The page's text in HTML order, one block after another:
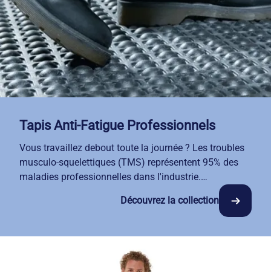
d'une formule tout compris : livraison, nettoyage
professionnel et remplacement régulier.
Tapis Anti-Fatigue Professionnels
Vous travaillez debout toute la journée ? Les troubles
musculo-squelettiques (TMS) représentent 95% des
maladies professionnelles dans l'industrie.
entretien, sont conçus pour réduire les contraintes
posturales : ils stimulent la circulation sanguine et
favorisent l'équilibre naturel du corps.
Résultat concret : vos collaborateurs réduisent leur
fatigue et préservent durablement leur dos et leurs
Découvrez la collection